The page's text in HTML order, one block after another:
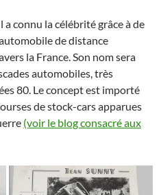
a connu la célébrité grâce à de
de distance
la France. Son nom sera
automobiles, très
80. Le concept est importé
de stock-cars apparues
(voir le blog consacré aux